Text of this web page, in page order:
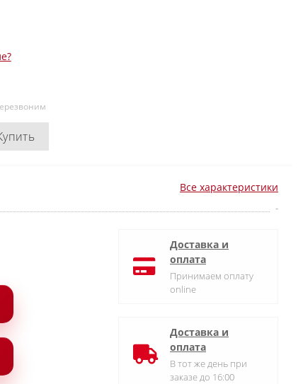
Все характеристики
-
Доставка и
оплата
Принимаем оплату
online
Доставка и
оплата
В тот же день при
заказе до 16:00